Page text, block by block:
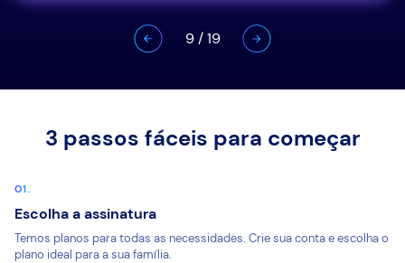
9/19
3 passos fáceis para começar
Escolha a assinatura
Temos planos para todas as necessidades. Crie sua conta e escolha o
plano ideal para a sua família.